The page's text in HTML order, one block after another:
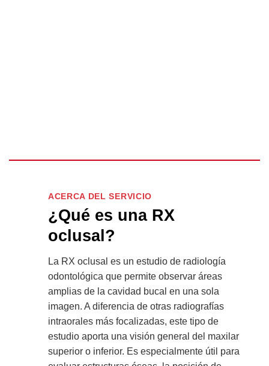
ACERCA DEL SERVICIO
¿Qué es una RX
oclusal?
La RX oclusal es un estudio de radiología
odontológica que permite observar áreas
amplias de la cavidad bucal en una sola
imagen. A diferencia de otras radiografías
intraorales más focalizadas, este tipo de
estudio aporta una visión general del maxilar
superior o inferior. Es especialmente útil para